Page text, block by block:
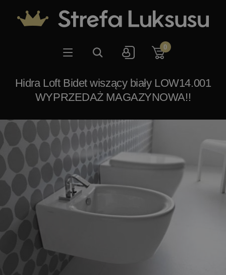
0
Hidra Loft Bidet wiszący biały LOW14.001
WYPRZEDAŻ MAGAZYNOWA!!